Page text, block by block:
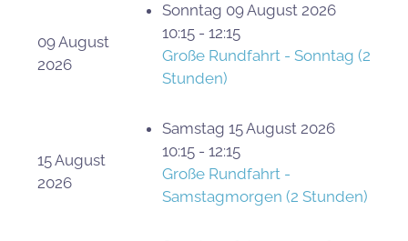
09 August
2026
Sonntag 09 August 2026
10:15 - 12:15
Große Rundfahrt - Sonntag (2
Stunden)
15 August
2026
Samstag 15 August 2026
10:15 - 12:15
Große Rundfahrt -
Samstagmorgen (2 Stunden)